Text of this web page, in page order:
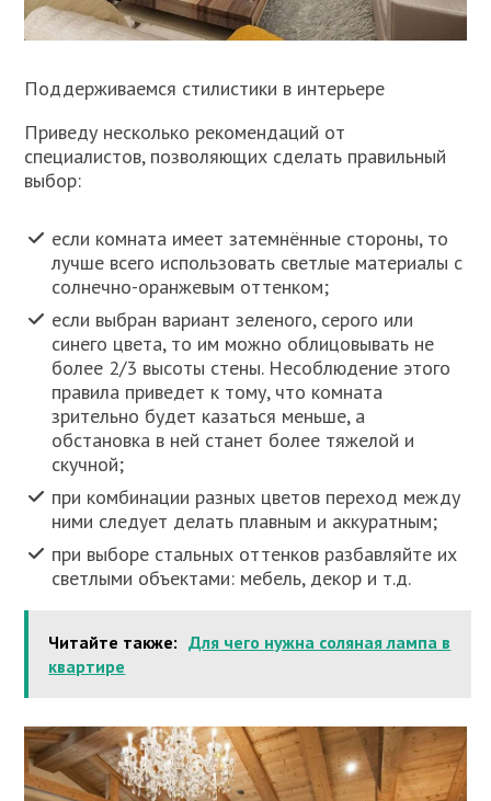
Поддерживаемся стилистики в интерьере
Приведу несколько рекомендаций от
специалистов, позволяющих сделать правильный
выбор:
если комната имеет затемнённые стороны, то
лучше всего использовать светлые материалы с
солнечно-оранжевым оттенком;
если выбран вариант зеленого, серого или
синего цвета, то им можно облицовывать не
более 2/3 высоты стены. Несоблюдение этого
правила приведет к тому, что комната
зрительно будет казаться меньше, а
обстановка в ней станет более тяжелой и
скучной;
при комбинации разных цветов переход между
ними следует делать плавным и аккуратным;
при выборе стальных оттенков разбавляйте их
светлыми объектами: мебель, декор и т.д.
Читайте также: Для чего нужна соляная лампа в
квартире